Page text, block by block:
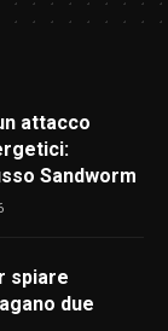
attacco
Sandworm
spiare
due